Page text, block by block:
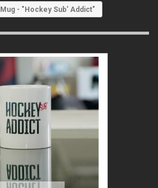
Mug - "Hockey Sub' Addict"